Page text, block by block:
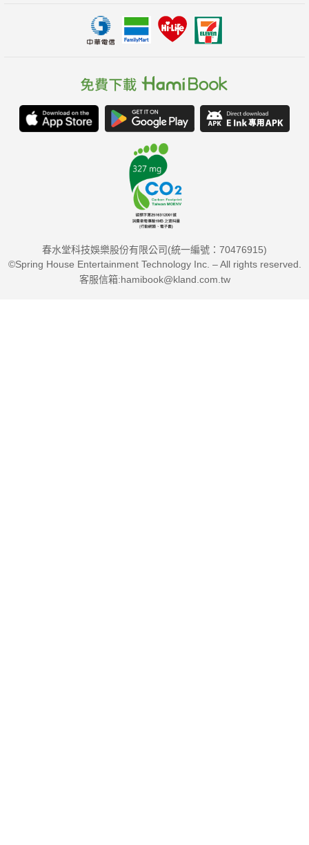
春水堂科技娛樂股份有限公司(統一編號：70476915)
©Spring House Entertainment Technology Inc. – All rights reserved.
客服信箱:hamibook@kland.com.tw